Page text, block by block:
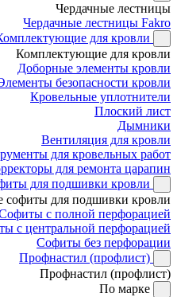
Чердачные лестницы
Чердачные лестницы Fakro
для кровли
Комплектующие для кровли
Доборные элементы кровли
безопасности кровли
Кровельные уплотнители
Плоский лист
Дымники
Вентиляция для кровли
для кровельных работ
для ремонта царапин
для подшивки кровли
софиты для подшивки кровли
с полной перфорацией
с центральной перфорацией
Софиты без перфорации
Профнастил (профлист)
Профнастил (профлист)
По марке